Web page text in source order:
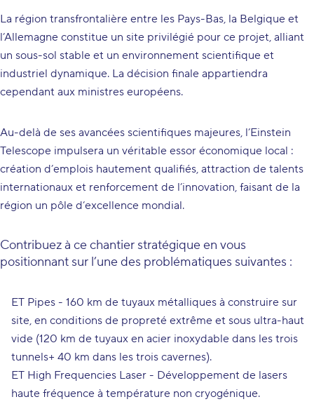
La région transfrontalière entre les Pays-Bas, la Belgique et
l’Allemagne constitue un site privilégié pour ce projet, alliant
un sous-sol stable et un environnement scientifique et
industriel dynamique. La décision finale appartiendra
cependant aux ministres européens.
Au-delà de ses avancées scientifiques majeures, l’Einstein
Telescope impulsera un véritable essor économique local :
création d’emplois hautement qualifiés, attraction de talents
internationaux et renforcement de l’innovation, faisant de la
région un pôle d’excellence mondial.
Contribuez à ce chantier stratégique en vous
positionnant sur l’une des problématiques suivantes :
ET Pipes - 160 km de tuyaux métalliques à construire sur
site, en conditions de propreté extrême et sous ultra-haut
vide (120 km de tuyaux en acier inoxydable dans les trois
tunnels+ 40 km dans les trois cavernes).
ET High Frequencies Laser - Développement de lasers
haute fréquence à température non cryogénique.